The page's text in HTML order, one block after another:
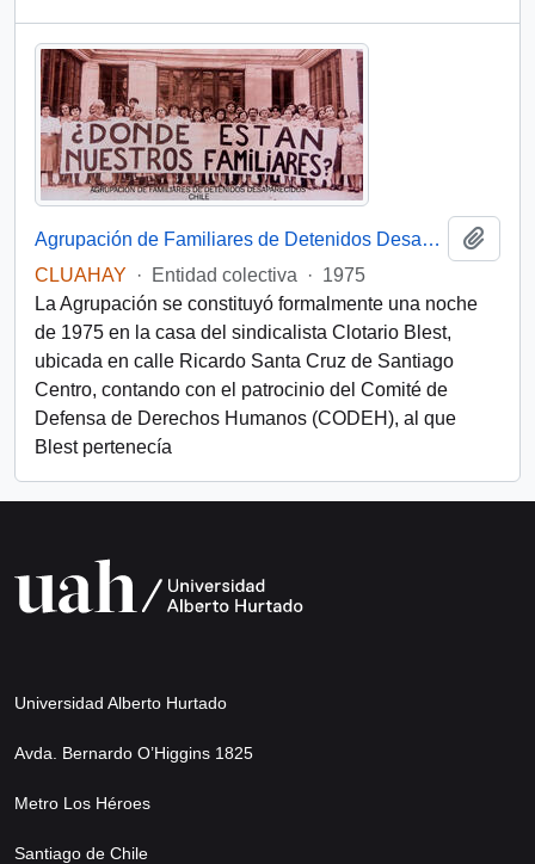
Agrupación de Familiares de Detenidos Desaparecidos (Chile)
CLUAHAY
· Entidad colectiva · 1975
La Agrupación se constituyó formalmente una noche
de 1975 en la casa del sindicalista Clotario Blest,
ubicada en calle Ricardo Santa Cruz de Santiago
Centro, contando con el patrocinio del Comité de
Defensa de Derechos Humanos (CODEH), al que
Blest pertenecía
Universidad Alberto Hurtado
Avda. Bernardo O’Higgins 1825
Metro Los Héroes
Santiago de Chile